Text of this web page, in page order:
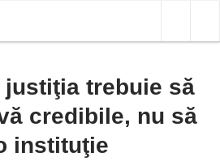
trebuie să
credibile, nu să
instituţie